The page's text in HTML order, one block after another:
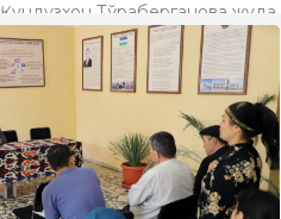
Тўраберганова жуда
ва иқтидорли қиз. У ёш
ва фикрлаш доираси
қизиқади. Келгусида
ният қилган.